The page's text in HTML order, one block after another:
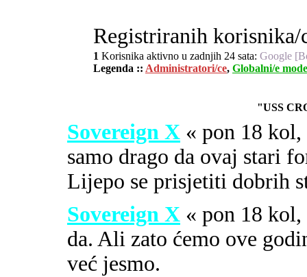
Registriranih korisnika/
1 Korisnika aktivno u zadnjih 24 sata: Google
Legenda :: Administratori/ce, Globalni/e
"USS
Sovereign X « pon 18
samo drago da ovaj stari
Lijepo se prisjetiti dobrih
Sovereign X « pon 18
da. Ali zato ćemo ove
već jesmo.